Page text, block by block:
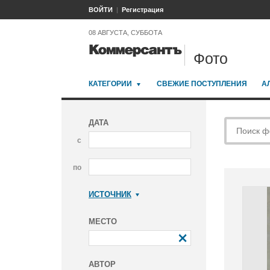
ВОЙТИ Регистрация
08 АВГУСТА, СУББОТА
Фото
КАТЕГОРИИ СВЕЖИЕ ПОСТУПЛЕНИЯ
ДАТА
с
по
ИСТОЧНИК
МЕСТО
АВТОР